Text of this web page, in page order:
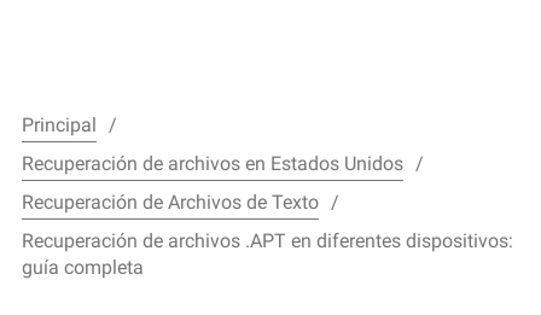
Principal
Recuperación de archivos en Estados Unidos
Recuperación de Archivos de Texto
Recuperación de archivos .APT en diferentes dispositivos:
guía completa